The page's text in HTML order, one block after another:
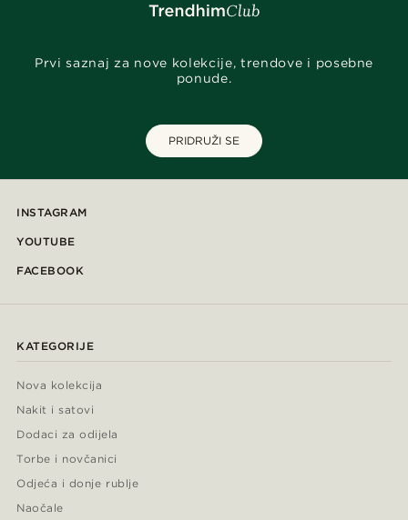
Prvi saznaj za nove kolekcije, trendove i posebne
ponude.
PRIDRUŽI SE
INSTAGRAM
YOUTUBE
FACEBOOK
KATEGORIJE
Nova kolekcija
Nakit i satovi
Dodaci za odijela
Torbe i novčanici
Odjeća i donje rublje
Naočale